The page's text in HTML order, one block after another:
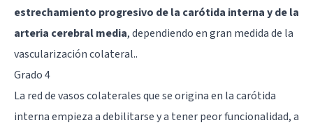
estrechamiento progresivo de la carótida interna y de la
arteria cerebral media, dependiendo en gran medida de la
vascularización colateral..
Grado 4
La red de vasos colaterales que se origina en la carótida
interna empieza a debilitarse y a tener peor funcionalidad, a